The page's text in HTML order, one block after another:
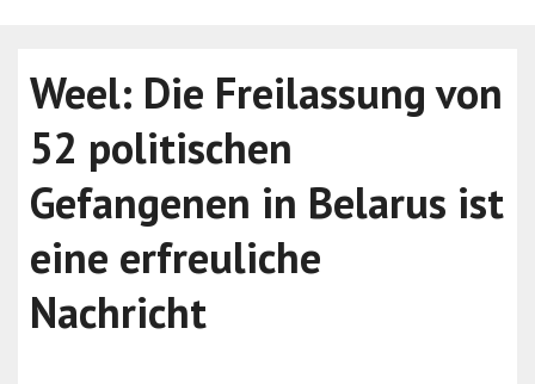
Weel: Die Freilassung von
52 politischen
Gefangenen in Belarus ist
eine erfreuliche
Nachricht